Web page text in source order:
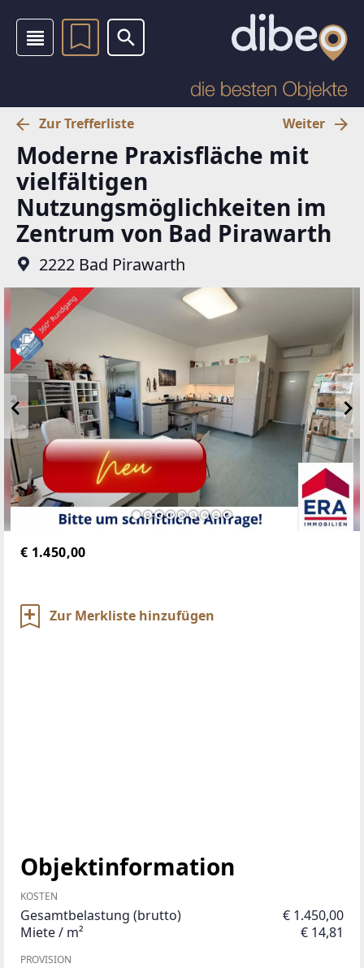
Zur Trefferliste Weiter
Moderne Praxisfläche mit
vielfältigen
Nutzungsmöglichkeiten im
Zentrum von Bad Pirawarth
2222 Bad Pirawarth
€ 1.450,00
Zur Merkliste hinzufügen
Objektinformation
KOSTEN
Gesamtbelastung (brutto)
€ 1.450,00
Miete / m²
€ 14,81
PROVISION